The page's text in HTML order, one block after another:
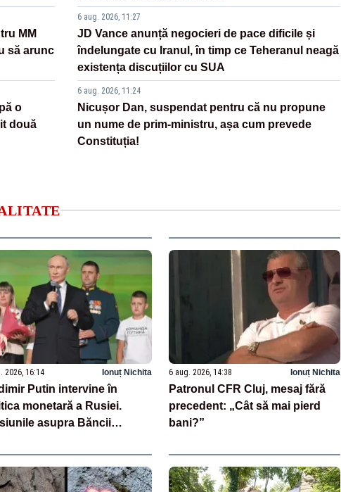
MM
să arunc
o
două
6 aug. 2026, 11:27
JD Vance anunță negocieri de pace dificile și
îndelungate cu Iranul, în timp ce Teheranul neagă
existența discuțiilor cu SUA
6 aug. 2026, 11:24
Nicușor Dan, suspendat pentru că nu propune
un nume de prim-ministru, așa cum prevede
Constituția!
2026, 16:14 Ionuț Nichita
Putin intervine în
monetară a Rusiei.
asupra Băncii
6 aug. 2026, 14:38 Ionuț Nichita
Patronul CFR Cluj, mesaj fără
precedent: „Cât să mai pierd
bani?”